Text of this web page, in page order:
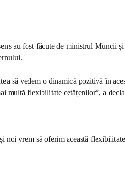
au fost făcute de ministrul Muncii
să vedem o dinamică pozitivă în
multă flexibilitate cetățenilor”, a
noi vrem să oferim această